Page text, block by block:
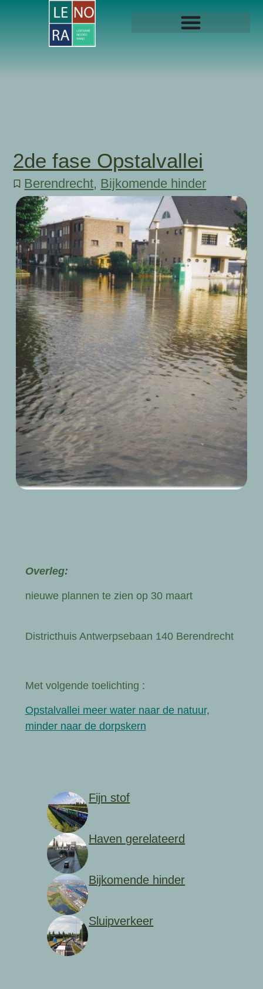
2de fase Opstalvallei
Berendrecht, Bijkomende hinder
Overleg:
nieuwe plannen te zien op 30 maart
Districthuis Antwerpsebaan 140 Berendrecht
Met volgende toelichting :
Opstalvallei meer water naar de natuur,
minder naar de dorpskern
Fijn stof
Haven gerelateerd
Bijkomende hinder
Sluipverkeer